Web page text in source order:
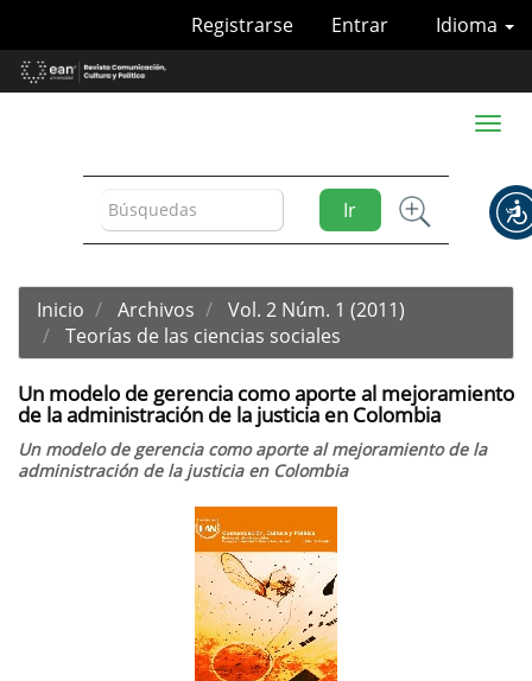
Contenido
principal
Idioma
Registrarse Entrar
Ir
Toggle
Inicio Archivos
Vol. 2 Núm. 1 (2011)
Teorías de las ciencias sociales
Un modelo de gerencia como aporte al mejoramiento
de la administración de la justicia en Colombia
Un modelo de gerencia como aporte al mejoramiento de la
administración de la justicia en Colombia